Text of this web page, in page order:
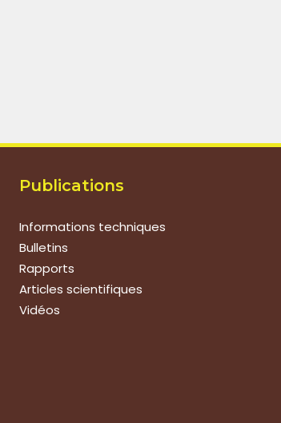
Publications
Informations techniques
Bulletins
Rapports
Articles scientifiques
Vidéos